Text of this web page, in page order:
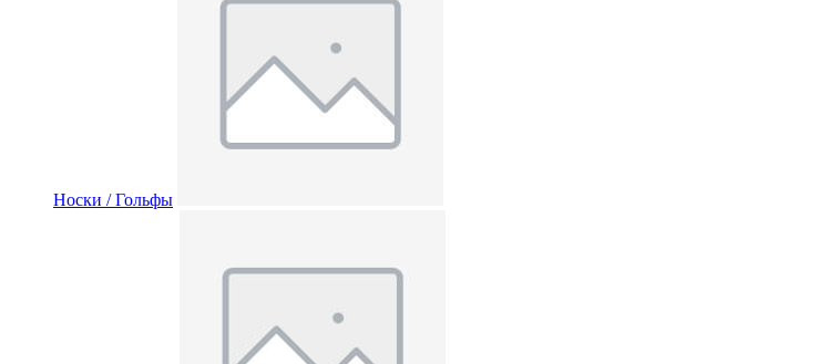
Носки / Гольфы